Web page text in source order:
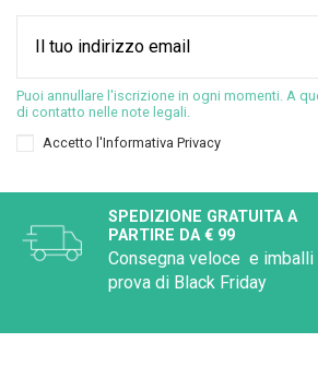
Puoi annullare l'iscrizione in ogni momenti. A
di contatto nelle note legali.
Accetto l'Informativa Privacy
SPEDIZIONE GRATUITA A
PARTIRE DA € 99
Consegna veloce e imballi
prova di Black Friday